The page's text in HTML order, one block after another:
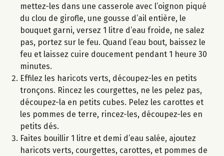
mettez-les dans une casserole avec l’oignon piqué
du clou de girofle, une gousse d’ail entière, le
bouquet garni, versez 1 litre d’eau froide, ne salez
pas, portez sur le feu. Quand l’eau bout, baissez le
feu et laissez cuire doucement pendant 1 heure 30
minutes.
Effilez les haricots verts, découpez-les en petits
tronçons. Rincez les courgettes, ne les pelez pas,
découpez-la en petits cubes. Pelez les carottes et
les pommes de terre, rincez-les, découpez-les en
petits dés.
Faites bouillir 1 litre et demi d’eau salée, ajoutez
haricots verts, courgettes, carottes, et pommes de